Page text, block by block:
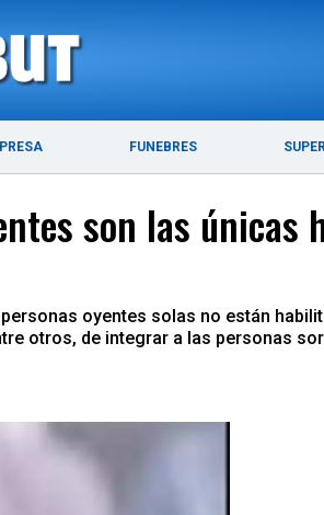
FUNEBRES
PUERTO MADRYN
son las únicas
oyentes solas no están
otros, de integrar a las personas